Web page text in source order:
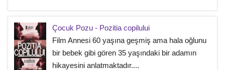
Çocuk Pozu - Pozitia copilului
Film Annesi 60 yaşına geşmiş ama hala oğlunu
bir bebek gibi gören 35 yaşındaki bir adamın
hikayesini anlatmaktadır....